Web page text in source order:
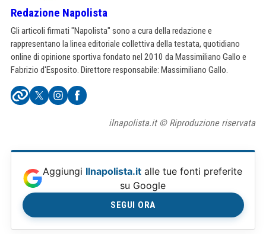
Redazione Napolista
Gli articoli firmati "Napolista" sono a cura della redazione e
rappresentano la linea editoriale collettiva della testata, quotidiano
online di opinione sportiva fondato nel 2010 da Massimiliano Gallo e
Fabrizio d'Esposito. Direttore responsabile: Massimiliano Gallo.
ilnapolista.it © Riproduzione riservata
Aggiungi Ilnapolista.it alle tue fonti preferite
su Google
SEGUI ORA